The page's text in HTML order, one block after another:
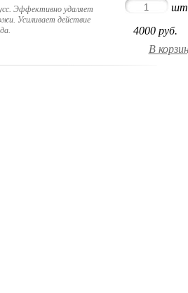
Эффективно удаляет
Усиливает действие
шт.
4000руб.